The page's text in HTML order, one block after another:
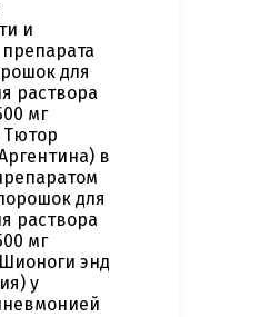
и
для
раствора
мг
Тютор
в
для
раствора
мг
энд
у